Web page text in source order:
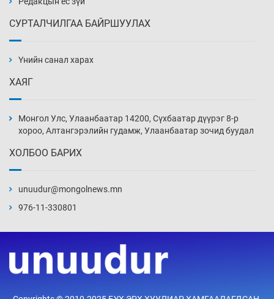
3 цаг 54 мин
4 цаг 24 мин
хэмжээг шинэчлэн тогтоох нь
5 цаг 24 мин
СУРТАЛЧИЛГАА БАЙРШУУЛАХ
Үнийн санал харах
ХАЯГ
Монгол Улс, Улаанбаатар 14200, Сүхбаатар дүүрэг 8-р
хороо, Алтангэрэлийн гудамж, Улаанбаатар зочид буудал
ХОЛБОО БАРИХ
unuudur@mongolnews.mn
976-11-330801